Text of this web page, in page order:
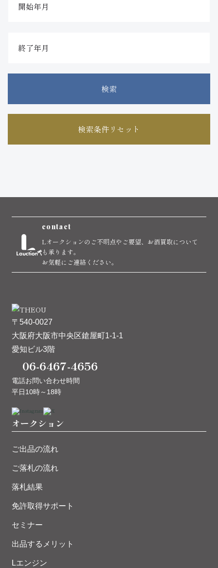
検索
検索条件リセット
contact
Lオークションのご不明点やご要望、お酒買取について
も承ります。
お気軽にご連絡ください。
〒540-0027
大阪府大阪市中央区鎗屋町1-1-1
愛知ビル3階
06-6467-4656
電話お問い合わせ時間
平日10時～18時
オークション
ご出品の流れ
ご落札の流れ
落札結果
免許取得サポート
セミナー
出品するメリット
Lエンジン